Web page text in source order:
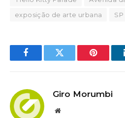
exposição de arte urbana
FacebookTwitter Pinterest
Giro Morumbi
Website